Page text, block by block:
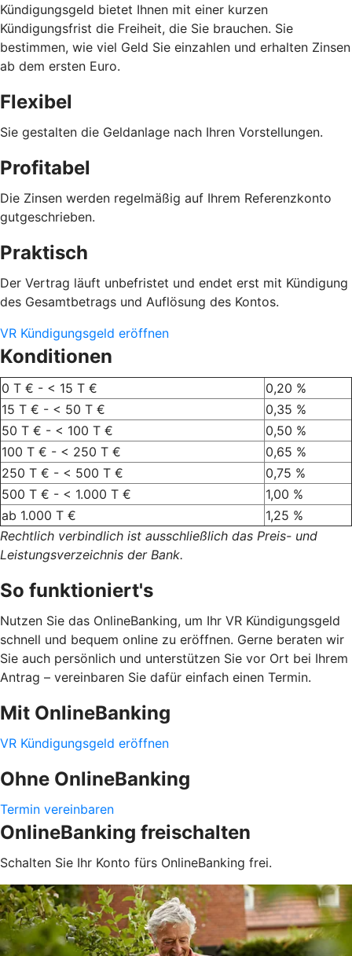
Kündigungsgeld bietet Ihnen mit einer kurzen
Kündigungsfrist die Freiheit, die Sie brauchen. Sie
bestimmen, wie viel Geld Sie einzahlen und erhalten Zinsen
ab dem ersten Euro.
Flexibel
Sie gestalten die Geldanlage nach Ihren Vorstellungen.
Profitabel
Die Zinsen werden regelmäßig auf Ihrem Referenzkonto
gutgeschrieben.
Praktisch
Der Vertrag läuft unbefristet und endet erst mit Kündigung
des Gesamtbetrags und Auflösung des Kontos.
VR Kündigungsgeld eröffnen
Konditionen
0 T € - < 15 T €
0,20 %
15 T € - < 50 T €
0,35 %
50 T € - < 100 T €
0,50 %
100 T € - < 250 T €
0,65 %
250 T € - < 500 T €
0,75 %
500 T € - < 1.000 T €
1,00 %
ab 1.000 T €
1,25 %
Rechtlich verbindlich ist ausschließlich das Preis- und
Leistungsverzeichnis der Bank.
So funktioniert's
Nutzen Sie das OnlineBanking, um Ihr VR Kündigungsgeld
schnell und bequem online zu eröffnen. Gerne beraten wir
Sie auch persönlich und unterstützen Sie vor Ort bei Ihrem
Antrag – vereinbaren Sie dafür einfach einen Termin.
Mit OnlineBanking
VR Kündigungsgeld eröffnen
Ohne OnlineBanking
Termin vereinbaren
OnlineBanking freischalten
Schalten Sie Ihr Konto fürs OnlineBanking frei.